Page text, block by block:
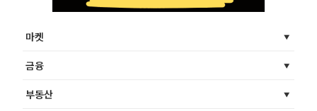
마켓
금융
부동산